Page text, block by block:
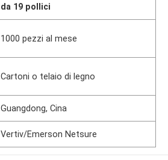
da 19 pollici
1000 pezzi al mese
Cartoni o telaio di legno
Guangdong, Cina
Vertiv/Emerson Netsure